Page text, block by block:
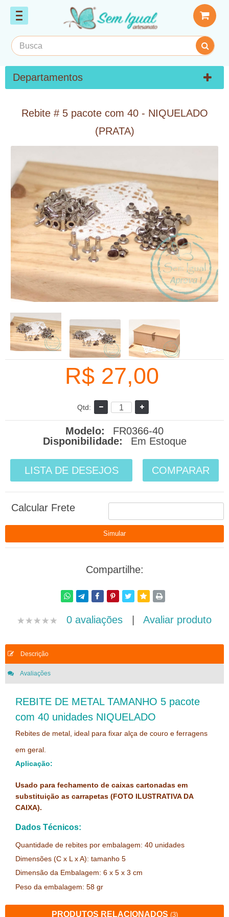
Departamentos
Rebite # 5 pacote com 40 - NIQUELADO
(PRATA)
R$ 27,00
Qtd:
Modelo:
FR0366-40
Disponibilidade:
Em Estoque
LISTA DE DESEJOS COMPARAR
Calcular Frete
Compartilhe:
0 avaliações | Avaliar produto
Descrição
Avaliações
REBITE DE METAL TAMANHO 5 pacote
com 40 unidades NIQUELADO
Rebites de metal, ideal para fixar alça de couro e ferragens
em geral.
Aplicação:
Usado para fechamento de caixas cartonadas em
substituição as carrapetas (FOTO ILUSTRATIVA DA
CAIXA).
Dados Técnicos:
Quantidade de rebites por embalagem: 40 unidades
Dimensões (C x L x A): tamanho 5
Dimensão da Embalagem: 6 x 5 x 3 cm
Peso da embalagem: 58 gr
PRODUTOS RELACIONADOS (3)